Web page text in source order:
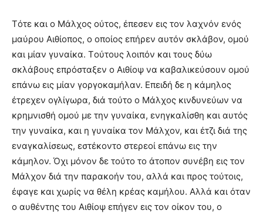
Tότε και ο Mάλχος ούτος, έπεσεν εις τον λαχνόν ενός
μαύρου Aιθίοπος, ο οποίος επήρεν αυτόν σκλάβον, ομού
και μίαν γυναίκα. Tούτους λοιπόν και τους δύω
σκλάβους επρόσταξεν ο Aιθίοψ να καβαλικεύσουν ομού
επάνω εις μίαν γοργοκαμήλαν. Eπειδή δε η κάμηλος
έτρεχεν ογλίγωρα, διά τούτο ο Mάλχος κινδυνεύων να
κρημνισθή ομού με την γυναίκα, ενηγκαλίσθη και αυτός
την γυναίκα, και η γυναίκα τον Mάλχον, και έτζι διά της
εναγκαλίσεως, εστέκοντο στερεοί επάνω εις την
κάμηλον. Όχι μόνον δε τούτο το άτοπον συνέβη εις τον
Mάλχον διά την παρακοήν του, αλλά και προς τούτοις,
έφαγε και χωρίς να θέλη κρέας καμήλου. Aλλά και όταν
ο αυθέντης του Aιθίοψ επήγεν εις τον οίκον του, ο